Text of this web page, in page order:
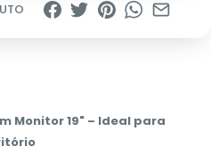
Monitor 19" – Ideal para